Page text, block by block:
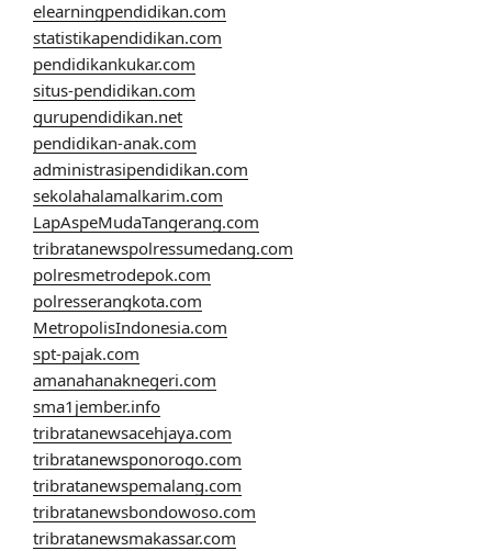
elearningpendidikan.com
statistikapendidikan.com
pendidikankukar.com
situs-pendidikan.com
gurupendidikan.net
pendidikan-anak.com
administrasipendidikan.com
sekolahalamalkarim.com
LapAspeMudaTangerang.com
tribratanewspolressumedang.com
polresmetrodepok.com
polresserangkota.com
MetropolisIndonesia.com
spt-pajak.com
amanahanaknegeri.com
sma1jember.info
tribratanewsacehjaya.com
tribratanewsponorogo.com
tribratanewspemalang.com
tribratanewsbondowoso.com
tribratanewsmakassar.com